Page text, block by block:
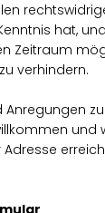
hat,
Zeitraum
verhindern.
Anregungen
und